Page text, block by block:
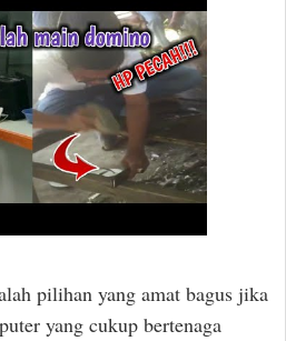
pilihan yang amat bagus jika
yang cukup bertenaga